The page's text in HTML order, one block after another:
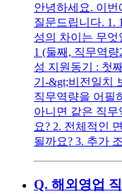
안녕하세요. 이
질문드립니다. 1.
성의 차이는 무엇
1 (둘째, 직무역
성 지원동기 : 첫
기-&gt;비전일치
직무역량을 어필
아니면 같은 직
요? 2. 전체적인
될까요? 3. 추가
Q. 해외영업